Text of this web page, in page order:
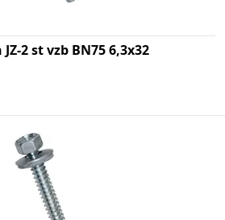
2 st vzb BN75 6,3x32